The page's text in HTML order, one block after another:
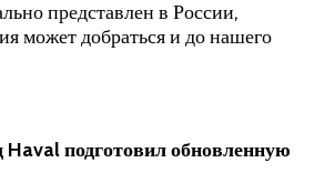
представлен в России,
может добраться и до нашего
Haval подготовил обновленную